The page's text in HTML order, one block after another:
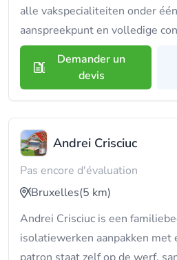
alle vakspecialiteiten onder
aanspreekpunt en volledige
Demander un
devis
Andrei Crisciuc
Pas encore d'évaluation
Bruxelles(5 km)
Andrei Crisciuc is een
isolatiewerken aanpakken met